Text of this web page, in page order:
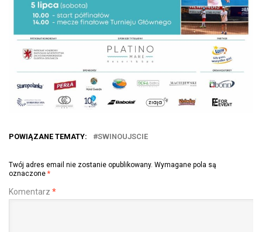
POWIĄZANE TEMATY: SWINOUJSCIE
Twój adres email nie zostanie opublikowany. Wymagane pola są
oznaczone *
Komentarz *